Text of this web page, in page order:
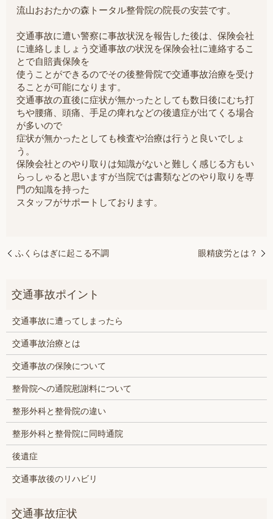
流山おおたかの森トータル整骨院の院長の安芸です。
交通事故に遭い警察に事故状況を報告した後は、保険会社
に連絡しましょう交通事故の状況を保険会社に連絡するこ
とで自賠責保険を
使うことができるのでその後整骨院で交通事故治療を受け
ることが可能になります。
交通事故の直後に症状が無かったとしても数日後にむち打
ちや腰痛、頭痛、手足の痺れなどの後遺症が出てくる場合
が多いので
症状が無かったとしても検査や治療は行うと良いでしょ
う。
保険会社とのやり取りは知識がないと難しく感じる方もい
らっしゃると思いますが当院では書類などのやり取りを専
門の知識を持った
スタッフがサポートしております。
ふくらはぎに起こる不調 眼精疲労とは？
交通事故に遭ってしまったら
交通事故治療とは
交通事故の保険について
整骨院への通院慰謝料について
整形外科と整骨院の違い
整形外科と整骨院に同時通院
後遺症
交通事故後のリハビリ